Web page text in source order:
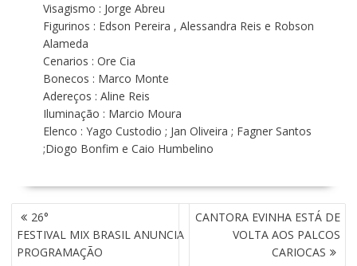
Visagismo : Jorge Abreu
Figurinos : Edson Pereira , Alessandra Reis e Robson
Alameda
Cenarios : Ore Cia
Bonecos : Marco Monte
Adereços : Aline Reis
Iluminação : Marcio Moura
Elenco : Yago Custodio ; Jan Oliveira ; Fagner Santos
;Diogo Bonfim e Caio Humbelino
N
A
V
26°
FESTIVAL MIX BRASIL ANUNCIA
PROGRAMAÇÃO
CANTORA EVINHA ESTÁ DE
VOLTA AOS PALCOS
CARIOCAS